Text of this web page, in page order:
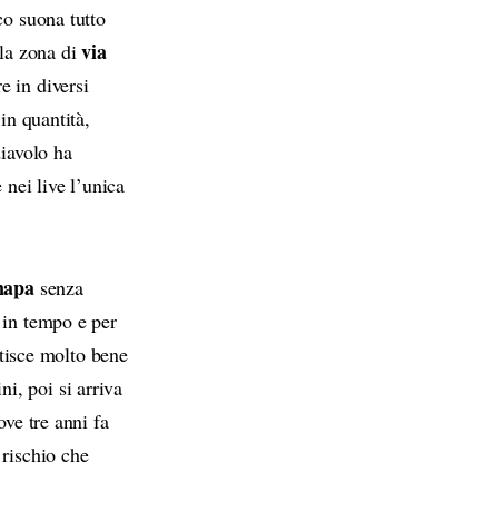
suona tutto
zona divia
in diversi
quantità,
ha
live l’unica
senza
tempo e per
molto bene
poi si arriva
tre anni fa
che